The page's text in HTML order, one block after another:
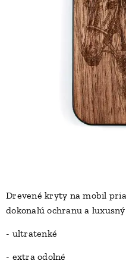
Drevené kryty na mobil
dokonalú ochranu a
- ultratenké
- extra odolné